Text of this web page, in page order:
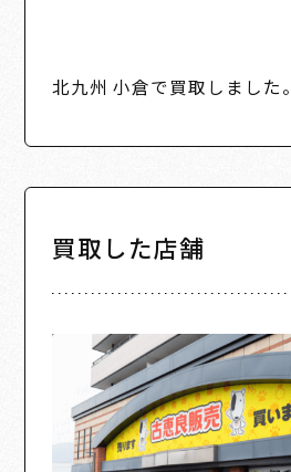
北九州 小倉で買取しました。
買取した店舗